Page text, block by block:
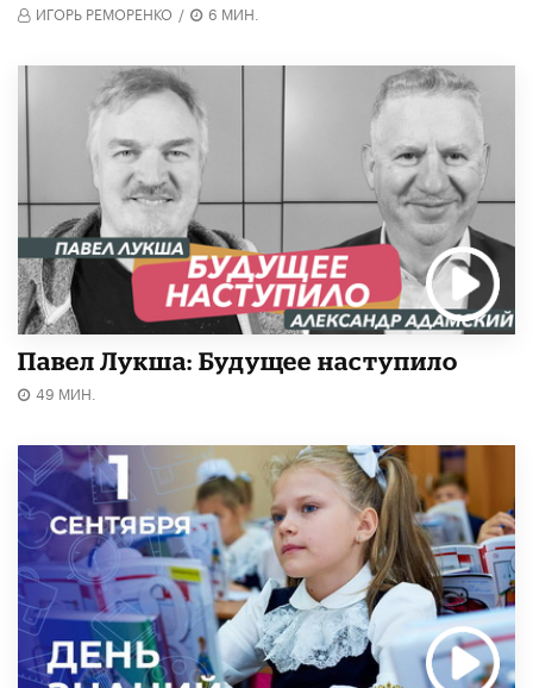
ИГОРЬ РЕМОРЕНКО / 6 МИН.
Павел Лукша: Будущее наступило
49 МИН.